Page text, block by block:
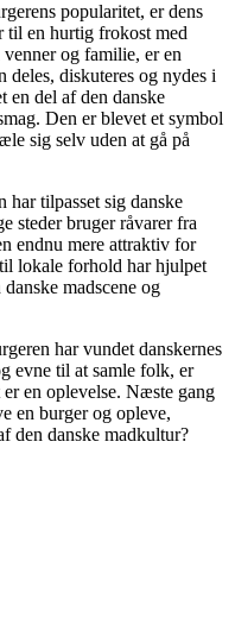
popularitet, er dens
til en hurtig frokost med
og familie, er en
deles, diskuteres og nydes i
en del af den danske
Den er blevet et symbol
sig selv uden at gå på
tilpasset sig danske
steder bruger råvarer fra
endnu mere attraktiv for
lokale forhold har hjulpet
madscene og
har vundet danskernes
evne til at samle folk, er
en oplevelse. Næste gang
en burger og opleve,
den danske madkultur?